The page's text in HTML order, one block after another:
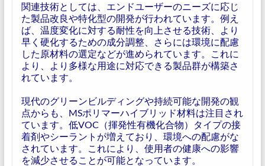
関連技術としては、エンドユーザーのニーズに応じ
た製品改良や特化型の開発が行われています。例え
ば、温度変化に対する耐性を向上させる技術、より
早く硬化するための成分調整、さらには環境に配慮
した原材料の選定などが進められています。これに
より、より多様な用途に対応できる製品群が構築さ
れています。
現代のグリーンビルディングや持続可能な開発の観
点からも、MSポリマーハイブリッド材料は注目され
ています。低VOC（揮発性有機化合物）タイプの接
着剤やシーラントが増えており、環境への配慮がな
されています。これにより、使用者の健康への影響
を減少させることが可能となっています。